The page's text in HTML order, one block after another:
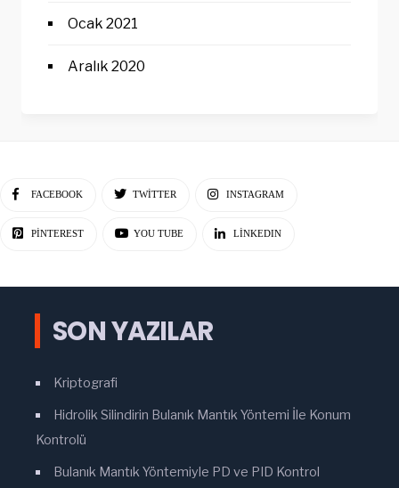
Ocak 2021
Aralık 2020
FACEBOOK TWITTER INSTAGRAM
PINTEREST YOU TUBE LINKEDIN
SON YAZILAR
Kriptografi
Hidrolik Silindirin Bulanık Mantık Yöntemi İle Konum
Kontrolü
Bulanık Mantık Yöntemiyle PD ve PID Kontrol